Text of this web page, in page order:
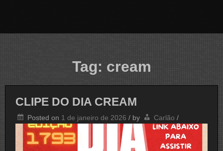
Tag: cream
CLIPE DO DIA CREAM
Posted on 1 de janeiro de 2026 / by Carlão /